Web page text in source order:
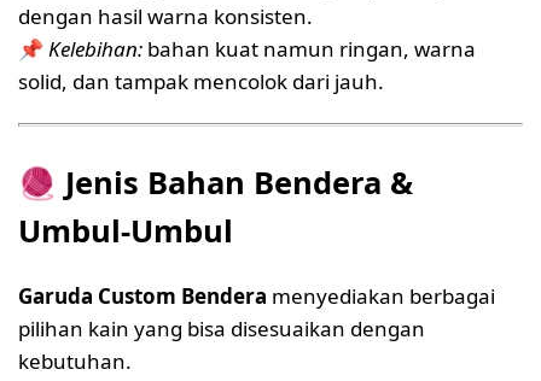
dengan hasil warna konsisten.
📌 Kelebihan: bahan kuat namun ringan, warna
solid, dan tampak mencolok dari jauh.
🧶 Jenis Bahan Bendera &
Umbul-Umbul
Garuda Custom Bendera menyediakan berbagai
pilihan kain yang bisa disesuaikan dengan
kebutuhan.